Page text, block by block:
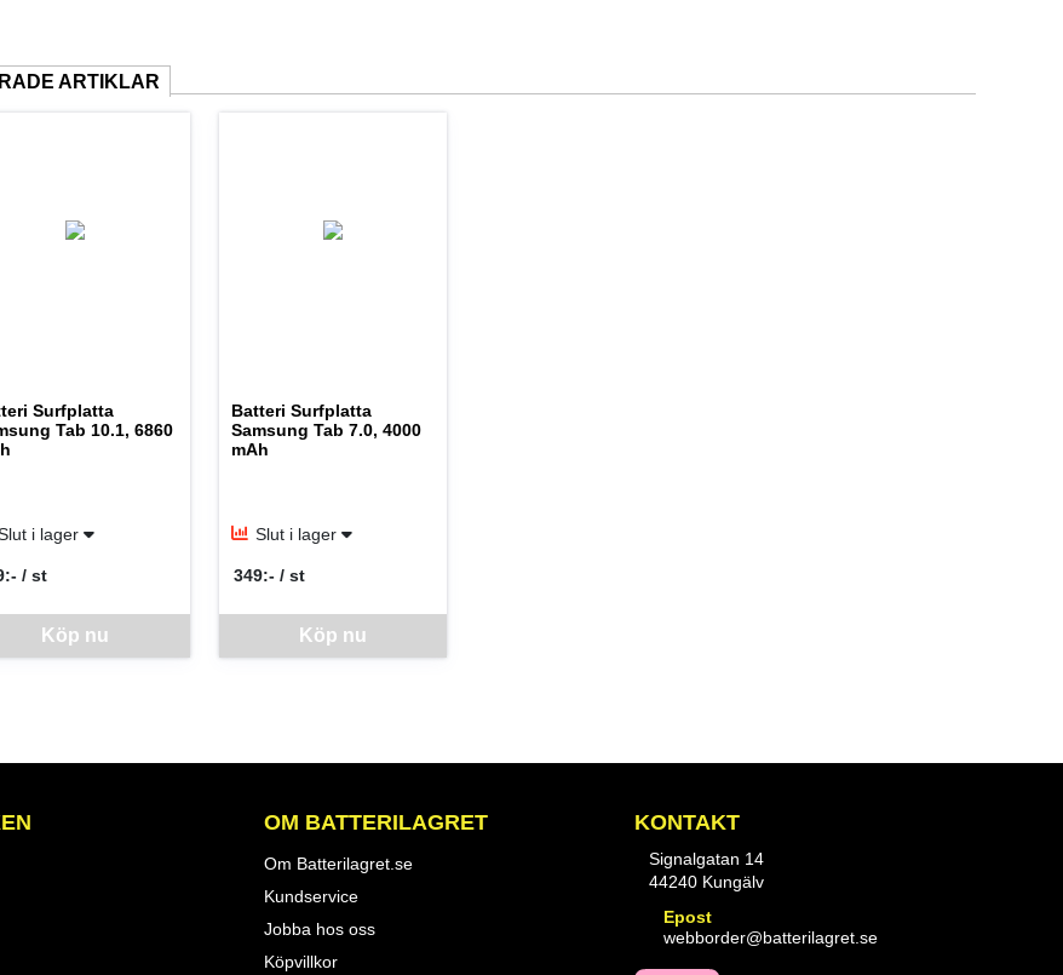
ARTIKLAR
Surfplatta
Tab 10.1, 6860
i lager
vara går inte att beställa via webben just nu, vänligen kontakta butiken för mer information.
Köp nu
/ st
per ST
Batteri Surfplatta
Samsung Tab 7.0, 4000
mAh
Slut i lager
Denna vara går inte att beställa via webben just nu, vänligen kontakta butiken för mer information.
Köp nu
349:- / st
SEK per ST
OM BATTERILAGRET
Om Batterilagret.se
Kundservice
Jobba hos oss
Köpvillkor
KONTAKT
Signalgatan 14
44240 Kungälv
Epost
webborder@batterilagret.se